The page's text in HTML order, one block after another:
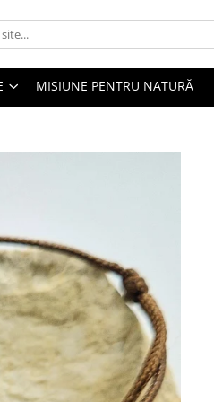
MISIUNE PENTRU NATURĂ